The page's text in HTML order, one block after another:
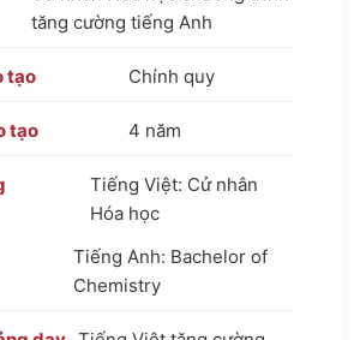
tăng cường tiếng Anh
tạo Chính quy
tạo 4 năm
Tiếng Việt: Cử nhân
Hóa học
Tiếng Anh: Bachelor of
Chemistry